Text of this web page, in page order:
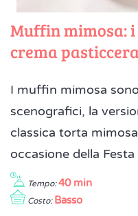
Muffin mimosa:
crema pasticcera
I muffin mimosa
scenografici, la
classica torta
occasione della
Tempo: 40 min
Costo: Basso